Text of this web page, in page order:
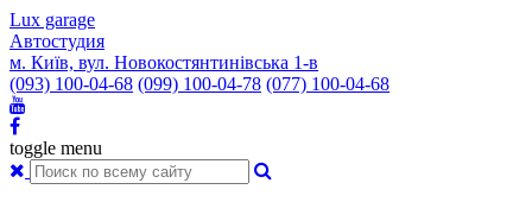
Lux garage
Автостудия
м. Київ, вул. Новокостянтинівська 1-в
(093) 100-04-68 (099) 100-04-78 (077) 100-04-68
toggle menu